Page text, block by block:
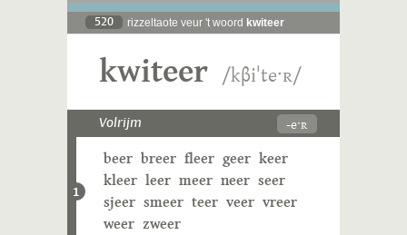
520 rizzeltaote veur 't woord kwiteer
kwiteer /kβiˈteˑʀ/
Volrijm -eˑʀ
1
beer breer fleer geer keer
kleer leer meer neer seer
sjeer smeer teer veer vreer
weer zweer